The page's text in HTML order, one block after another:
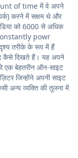
of time में वे अपने
करने में सक्षम थे और
को 6000 से अधिक
constantly powr
तरीके के रूप में हैं
कैसे दिखते हैं। यह अपने
एक बेहतरीन ऑन-साइट
जिन्होंने अपनी साइट
अन्य व्यक्ति की तुलना में